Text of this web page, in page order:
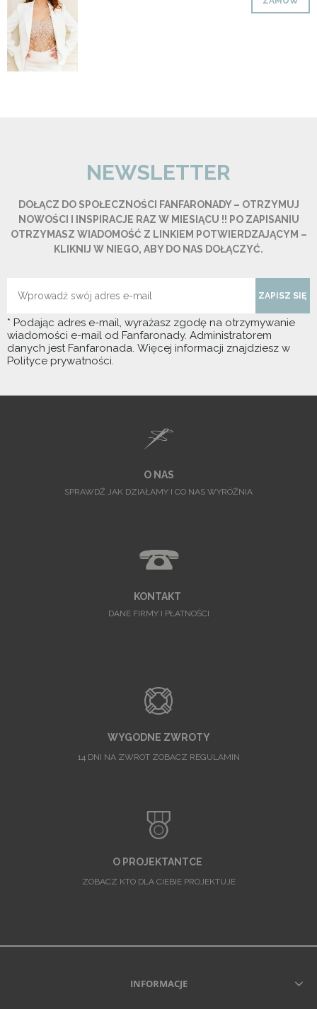
NEWSLETTER
DOŁĄCZ DO SPOŁECZNOŚCI FANFARONADY – OTRZYMUJ
NOWOŚCI I INSPIRACJE RAZ W MIESIĄCU !! PO ZAPISANIU
OTRZYMASZ WIADOMOŚĆ Z LINKIEM POTWIERDZAJĄCYM –
KLIKNIJ W NIEGO, ABY DO NAS DOŁĄCZYĆ.
ZAPISZ SIĘ
* Podając adres e-mail, wyrażasz zgodę na otrzymywanie
wiadomości e-mail od Fanfaronady. Administratorem
danych jest Fanfaronada. Więcej informacji znajdziesz w
Polityce prywatności.
O NAS
SPRAWDŹ JAK DZIAŁAMY I CO NAS WYRÓŻNIA
KONTAKT
DANE FIRMY I PŁATNOŚCI
WYGODNE ZWROTY
14 DNI NA ZWROT ZOBACZ REGULAMIN
O PROJEKTANTCE
ZOBACZ KTO DLA CIEBIE PROJEKTUJE
INFORMACJE